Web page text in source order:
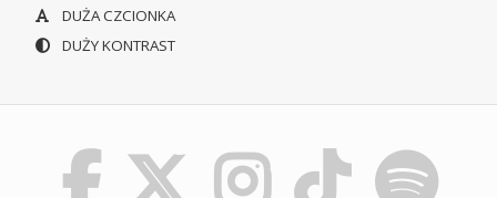
DUŻA CZCIONKA
DUŻY KONTRAST